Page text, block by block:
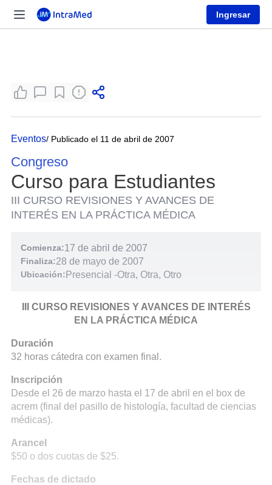
Ingresar
Eventos/ Publicado el 11 de abril de 2007
Congreso
Curso para Estudiantes
III CURSO REVISIONES Y AVANCES DE
INTERÉS EN LA PRÁCTICA MÉDICA
Comienza:17 de abril de 2007
Finaliza:28 de mayo de 2007
Ubicación: Presencial -Otra, Otra, Otro
III CURSO REVISIONES Y AVANCES DE INTERÉS
EN LA PRÁCTICA MÉDICA
Duración
32 horas cátedra con examen final.
Inscripción
Desde el 26 de marzo hasta el 17 de abril en el box de
acrem (final del pasillo de histología, facultad de ciencias
médicas).
Arancel
$50 o dos cuotas de $25.
Fechas de dictado